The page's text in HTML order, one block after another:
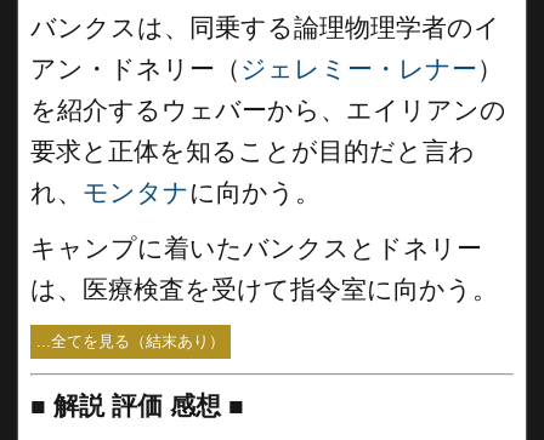
バンクスは、同乗する論理物理学者のイ
アン・ドネリー（ ジェレミー・レナー）
を紹介するウェバーから、エイリアンの
要求と正体を知ることが目的だと言わ
れ、 モンタナに向かう。
キャンプに着いたバンクスとドネリー
は、医療検査を受けて指令室に向かう。
...全てを見る（結末あり）
■ 解説 評価 感想 ■